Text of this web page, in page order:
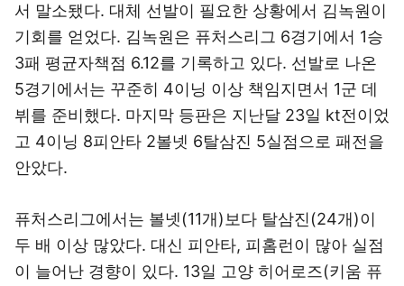
서 말소됐다. 대체 선발이 필요한 상황에서 김녹원이
기회를 얻었다. 김녹원은 퓨처스리그 6경기에서 1승
3패 평균자책점 6.12를 기록하고 있다. 선발로 나온
5경기에서는 꾸준히 4이닝 이상 책임지면서 1군 데
뷔를 준비했다. 마지막 등판은 지난달 23일 kt전이었
고 4이닝 8피안타 2볼넷 6탈삼진 5실점으로 패전을
안았다.
퓨처스리그에서는 볼넷(11개)보다 탈삼진(24개)이
두 배 이상 많았다. 대신 피안타, 피홈런이 많아 실점
이 늘어난 경향이 있다. 13일 고양 히어로즈(키움 퓨